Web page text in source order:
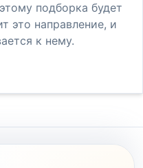
подборка будет
это направление, и
к нему.